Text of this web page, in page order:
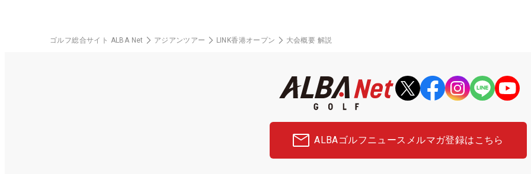
ゴルフ総合サイト ALBA Net アジアンツアー LINK香港オープン 大会概要 解説
ALBAゴルフニュース メルマガ登録はこちら